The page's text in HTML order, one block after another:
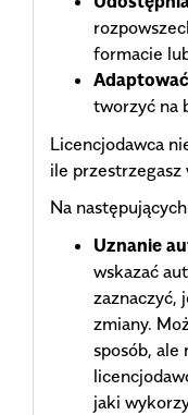
formacie
Adaptować
tworzyć na
Licencjodawca
ile
Na
Uznanie
wskazać
zaznaczyć,
zmiany.
sposób, ale
jaki